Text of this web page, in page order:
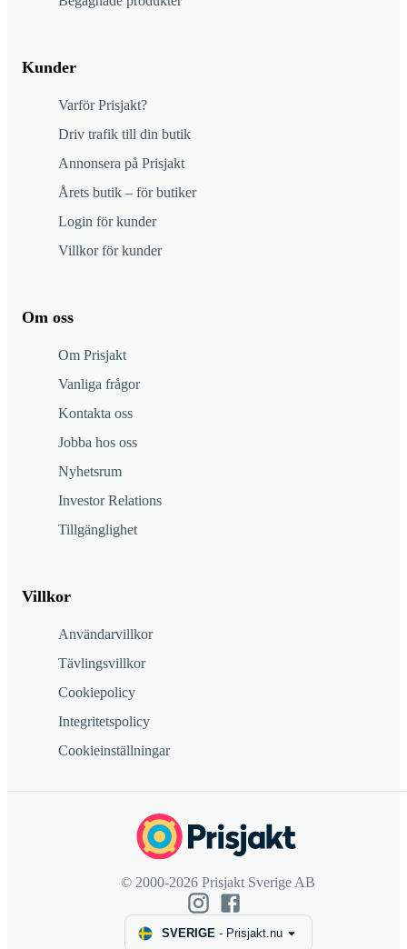
Kunder
Varför Prisjakt?
Driv trafik till din butik
Annonsera på Prisjakt
Årets butik – för butiker
Login för kunder
Villkor för kunder
Om oss
Om Prisjakt
Vanliga frågor
Kontakta oss
Jobba hos oss
Nyhetsrum
Investor Relations
Tillgänglighet
Villkor
Användarvillkor
Tävlingsvillkor
Cookiepolicy
Integritetspolicy
Cookieinställningar
© 2000-2026 Prisjakt Sverige AB
SVERIGE- Prisjakt.nu